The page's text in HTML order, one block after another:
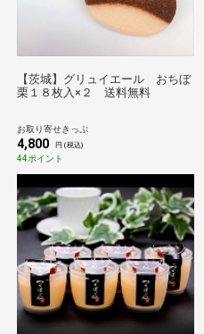
【茨城】グリュイエール おちぼ
栗１８枚入×２ 送料無料
お取り寄せきっぷ
4,800 円 (税込)
44ポイント